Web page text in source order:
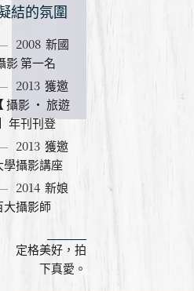
定格美好，拍
下真愛。
結的氛圍
2008 新國
影 第一名
2013 獲邀
攝影 ‧ 旅遊
年刊刊登
2013 獲邀
學攝影講座
2014 新娘
大攝影師